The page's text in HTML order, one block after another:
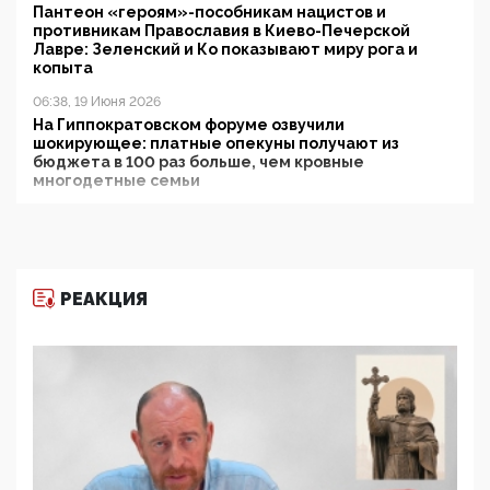
Пантеон «героям»-пособникам нацистов и
противникам Православия в Киево-Печерской
Лавре: Зеленский и Ко показывают миру рога и
копыта
06:38, 19 Июня 2026
На Гиппократовском форуме озвучили
шокирующее: платные опекуны получают из
бюджета в 100 раз больше, чем кровные
многодетные семьи
11:53, 09 Июня 2026
деятельность ИИТО ЮНЕСКО в России, но
цифроглобалисты продолжают определять
повестку в образовании
09:43, 01 Июня 2026
5G за счет здоровья граждан: Минцифры намерено
отобрать у регионов и муниципалитетов право
защищать жилые дома и социальные объекты от
РЕАКЦИЯ